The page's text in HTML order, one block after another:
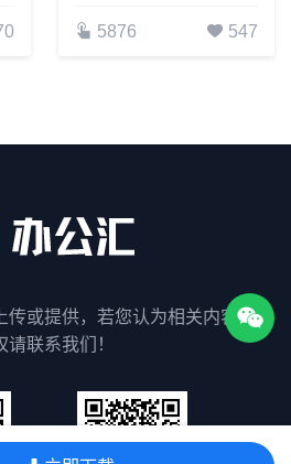
5876 547
传或提供，若您认为相关内容涉嫌
请联系我们！